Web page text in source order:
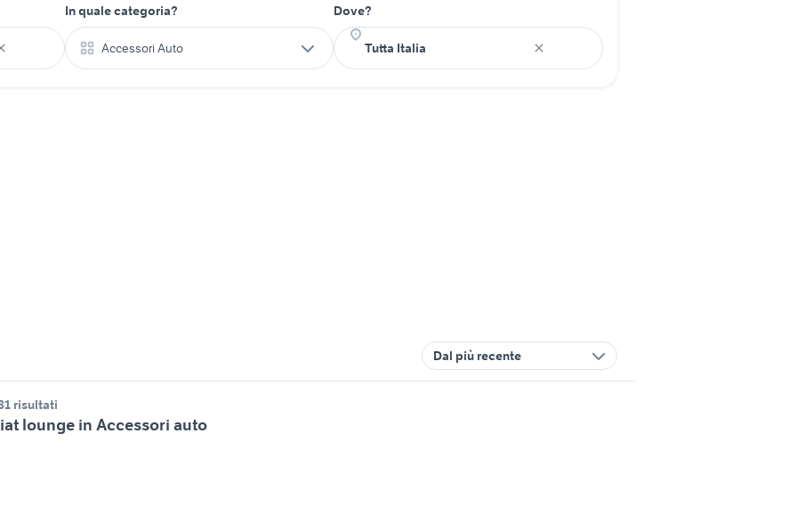
In quale categoria?
Accessori Auto
Dove?
Dal più recente
risultati
lounge in Accessori auto